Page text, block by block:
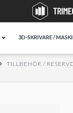
3D-SKRIVARE /
TILLBEHÖR /